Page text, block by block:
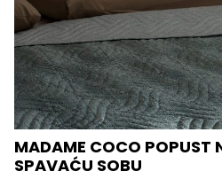
MADAME COCO POPUST
SPAVAĆU SOBU